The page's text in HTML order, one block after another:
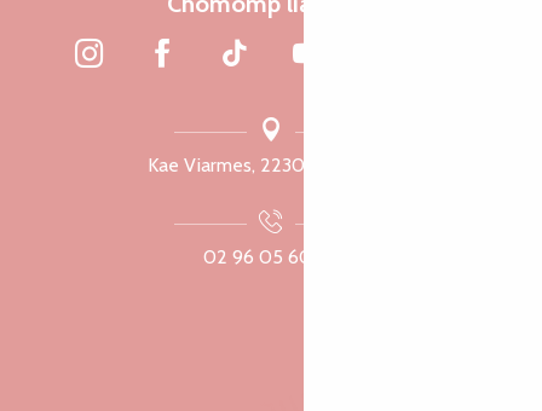
Kae Viarmes, 22300 Lannuon
02 96 05 60 70